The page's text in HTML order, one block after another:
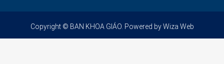
Copyright © BAN KHOA GIÁO. Powered byWiza Web